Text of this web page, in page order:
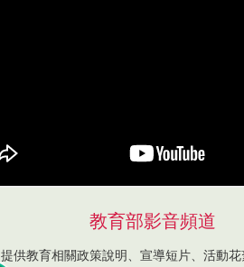
教育部影音頻道
提供教育相關政策說明、宣導短片、活動